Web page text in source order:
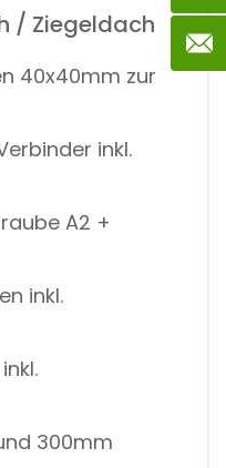
/ Ziegeldach
40x40mm zur
inkl.
A2 +
inkl.
300mm